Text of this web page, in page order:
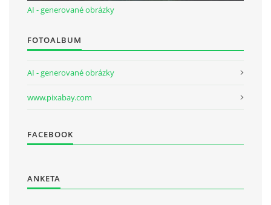
AI - generované obrázky
FOTOALBUM
AI - generované obrázky
www.pixabay.com
FACEBOOK
ANKETA